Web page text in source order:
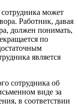
может
Работник, давая
должен понимать,
по
является
сотрудника об
виде за
в соответствии